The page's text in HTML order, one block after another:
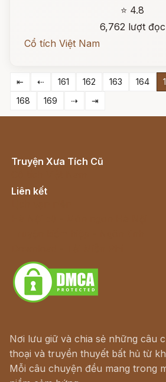
⭐ 4.8
6,762 lượt đọc
Cổ tích Việt Nam
⇤ ⇠ 161 162 163 164
168
169 ⇢ ⇥
Truyện Xưa Tích Cũ
Liên kết
Nơi lưu giữ và chia sẻ những câu
thoại và truyền thuyết bất hủ từ
Mỗi câu chuyện đều mang trong